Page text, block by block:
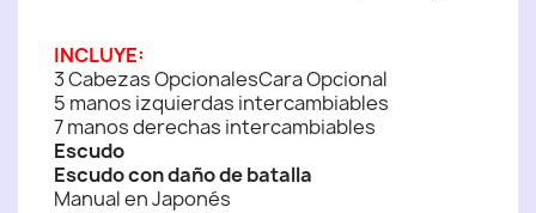
INCLUYE:
3 Cabezas OpcionalesCara Opcional
5 manos izquierdas intercambiables
7 manos derechas intercambiables
Escudo
Escudo con daño de batalla
Manual en Japonés